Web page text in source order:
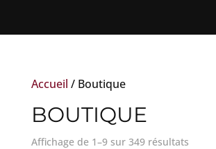
Accueil / Boutique
BOUTIQUE
Affichage de 1–9 sur 349 résultats